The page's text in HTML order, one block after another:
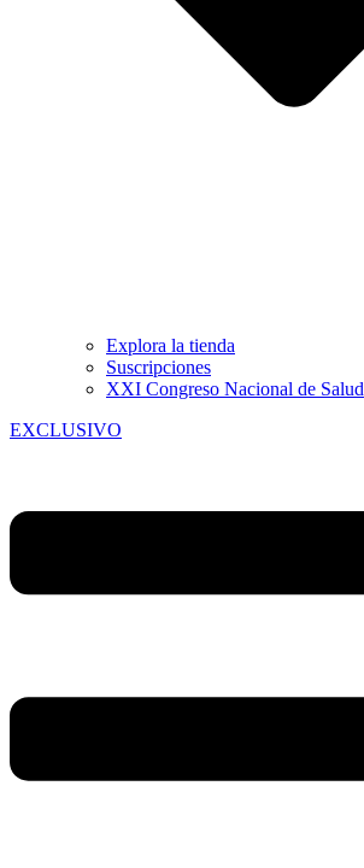
Explora la tienda
Suscripciones
XXI Congreso Nacional de Salud
EXCLUSIVO